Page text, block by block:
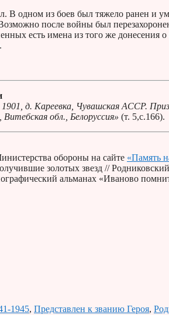
В одном из боев был тяжело ранен и
после войны был
есть имена из того же донесения
д. Кареевка, Чувашская АССР.
обл., Белоруссия» (т. 5,с.166).
обороны на сайте «Память
золотых звезд //
альманах «Иваново
1945, Представлен к званию Героя,